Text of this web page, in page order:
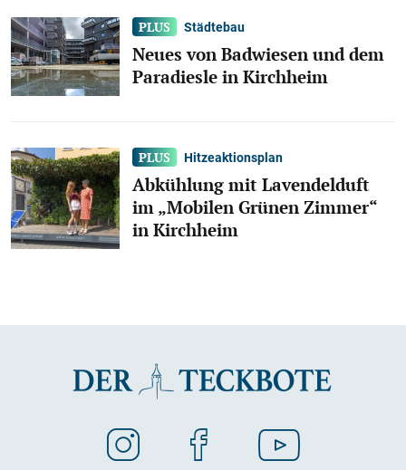
Städtebau
Neues von Badwiesen und dem
Paradiesle in Kirchheim
Hitzeaktionsplan
Abkühlung mit Lavendelduft
im „Mobilen Grünen Zimmer“
in Kirchheim